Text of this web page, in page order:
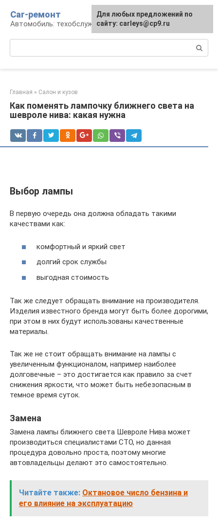
контенту
Car-ремонт
Автомобиль: техобслуживание и ремонт
Главная » Салон и кузов
Как поменять лампочку ближнего света на
шевроле нива: какая нужна
Выбор лампы
В первую очередь она должна обладать такими
качествами как:
комфортный и яркий свет
долгий срок службы
выгодная стоимость
Так же следует обращать внимание на производителя.
Изделия известного бренда могут быть более дорогими,
при этом в них будут использованы качественные
материалы.
Так же не стоит обращать внимание на лампы с
увеличенным функционалом, например наиболее
долговечные – это достигается как правило за счет
снижения яркости, что может быть небезопасным в
темное время суток.
Замена
Замена лампы ближнего света Шевроле Нива может
производиться специалистами СТО, но данная
процедура довольно проста, поэтому многие
автовладельцы делают это самостоятельно.
Читайте также: Октановое число бензина и
его влияние на эксплуатацию
Для любых предложений по
сайту: carleys@cp9.ru